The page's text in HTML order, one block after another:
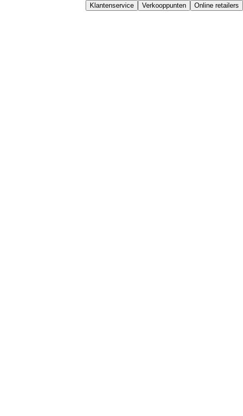
Klantenservice Verkooppunten Online retailers